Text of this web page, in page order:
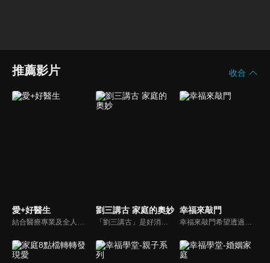
推薦影片 收合
愛+好醫生 劉三講古 家庭的奧妙 幸福來敲門